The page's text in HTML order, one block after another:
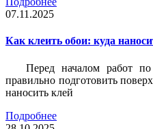
07.11.2025
Как клеить обои: куда
Перед началом работ
правильно подготовить
наносить клей
Подробнее